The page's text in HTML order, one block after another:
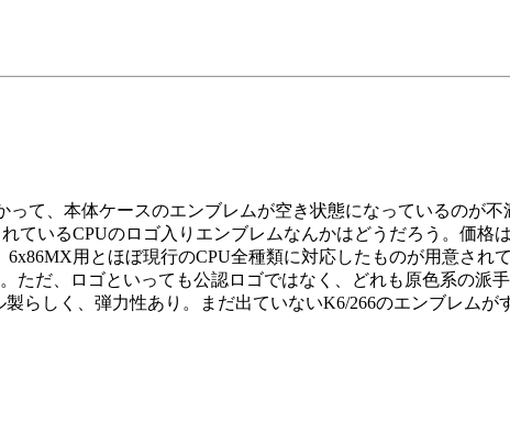
て、本体ケースのエンブレムが空き状態になっているのが
ているCPUのロゴ入りエンブレムなんかはどうだろう。価格は
6x86MX用とほぼ現行のCPU全種類に対応したものが用意され
ただ、ロゴといっても公認ロゴではなく、どれも原色系の派
らしく、弾力性あり。まだ出ていないK6/266のエンブレムが